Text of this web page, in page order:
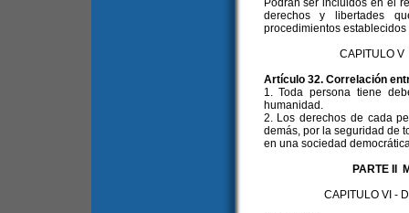
Podrán ser incluidos en el
derechos y libertades
procedimientos
CAPITULO V
Artículo 32. Correlación
1. Toda persona tiene
humanidad.
2. Los derechos de cada
demás, por la seguridad de
en una sociedad
PARTE II
CAPITULO VI -